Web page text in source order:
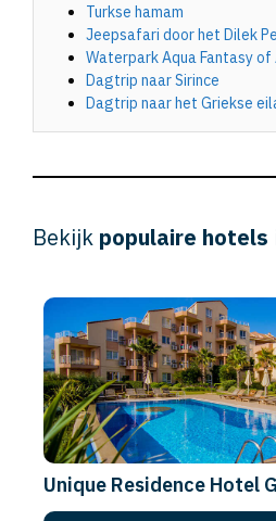
Turkse hamam
Jeepsafari door het Dilek
Waterpark Aqua Fantasy of
Dagtrip naar Sirince
Dagtrip naar het Griekse
Bekijk populaire hotels
Unique Residence Hotel